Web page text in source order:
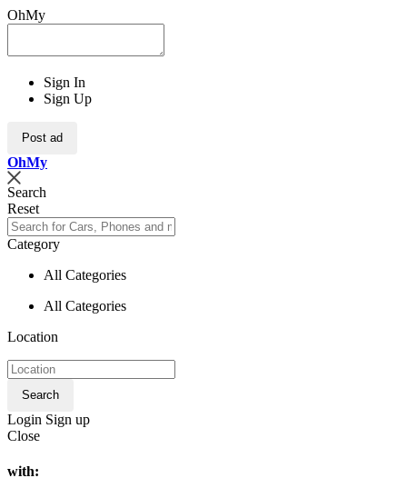
OhMy
Sign In
Sign Up
Post ad
OhMy
Search
Reset
Category
All Categories
All Categories
Location
Search
Login Sign up
Close
with: